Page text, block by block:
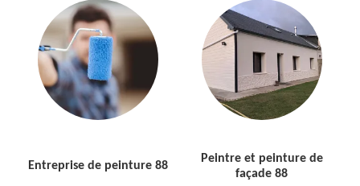
Entreprise de peinture 88
Peintre et peinture de
façade 88